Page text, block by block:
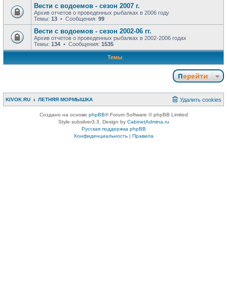
Вести с водоемов - сезон 2007 г.
Архив отчетов о проведенных рыбалках в 2006 году
Темы: 13 • Сообщения: 99
Вести с водоемов - сезон 2002-06 гг.
Архив отчетов о проведенных рыбалках в 2002-2006 годах
Темы: 134 • Сообщения: 1535
Темы
Перейти
KIVOK.RU ЛЕТНЯЯ МОРМЫШКА Удалить cookies
Создано на основе phpBB® Forum Software © phpBB Limited
Style subsilver3.3. Design by CabinetAdmina.ru
Русская поддержка phpBB
Конфиденциальность| Правила